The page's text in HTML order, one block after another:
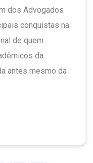
dos Advogados
conquistas na
de quem
da
antes mesmo da